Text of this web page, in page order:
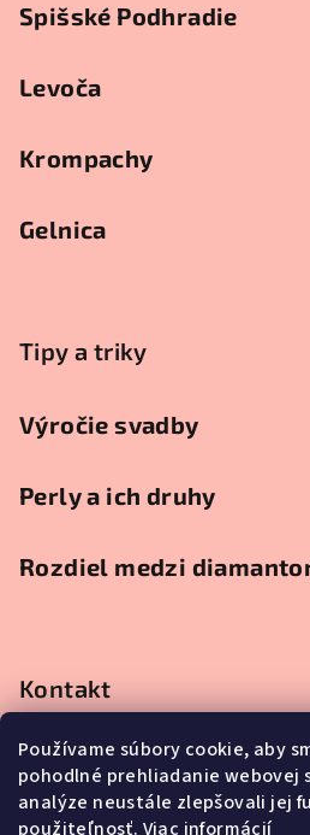
Používame súbory cookie, aby
pohodlné prehliadanie webovej
analýze neustále zlepšovali jej
použiteľnosť. Viac informácií
Spišské Podhradie
Levoča
Krompachy
Gelnica
Tipy a triky
Výročie svadby
Perly a ich druhy
Rozdiel medzi
Kontakt
obchod@klenotnici.sk
0911991111
0911991111